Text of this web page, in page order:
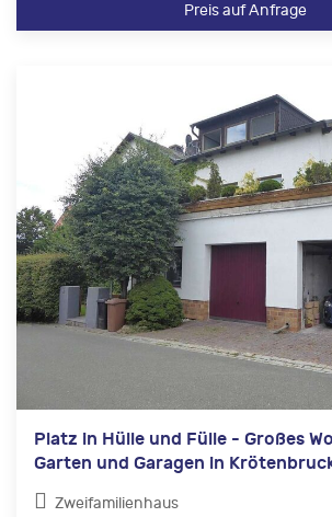
Preis auf Anfrage
Platz in Hülle und Fülle - Großes
Garten und Garagen in
Zweifamilienhaus